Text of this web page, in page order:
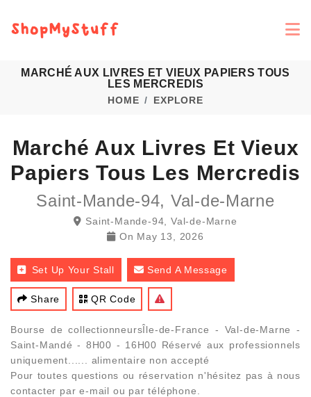
MARCHÉ AUX LIVRES ET VIEUX PAPIERS TOUS
LES MERCREDIS
HOME EXPLORE
Marché Aux Livres Et Vieux
Papiers Tous Les Mercredis
Saint-Mande-94, Val-de-Marne
Saint-Mande-94, Val-de-Marne
On May 13, 2026
Set Up Your Stall Send A Message
Share QR Code
Bourse de collectionneursÎle-de-France - Val-de-Marne -
Saint-Mandé - 8H00 - 16H00 Réservé aux professionnels
uniquement...... alimentaire non accepté
Pour toutes questions ou réservation n'hésitez pas à nous
contacter par e-mail ou par téléphone.